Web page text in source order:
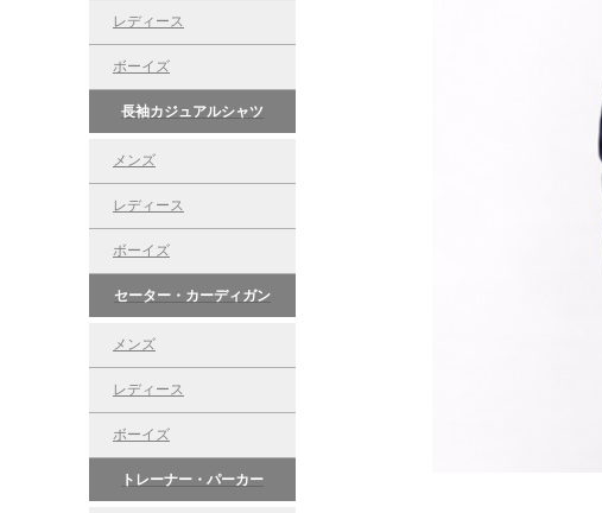
レディース
ボーイズ
長袖カジュアルシャツ
メンズ
レディース
ボーイズ
セーター・カーディガン
メンズ
レディース
ボーイズ
トレーナー・パーカー